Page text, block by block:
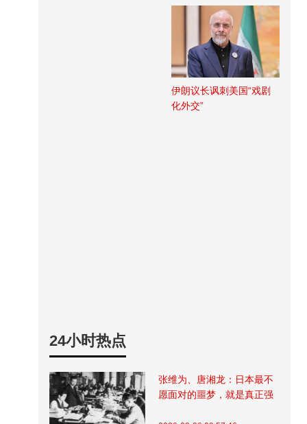
伊朗议长讽刺美国“戏剧
化外交”
24小时热点
张维为、唐湘龙：日本最不
愿面对的噩梦，就是真正强